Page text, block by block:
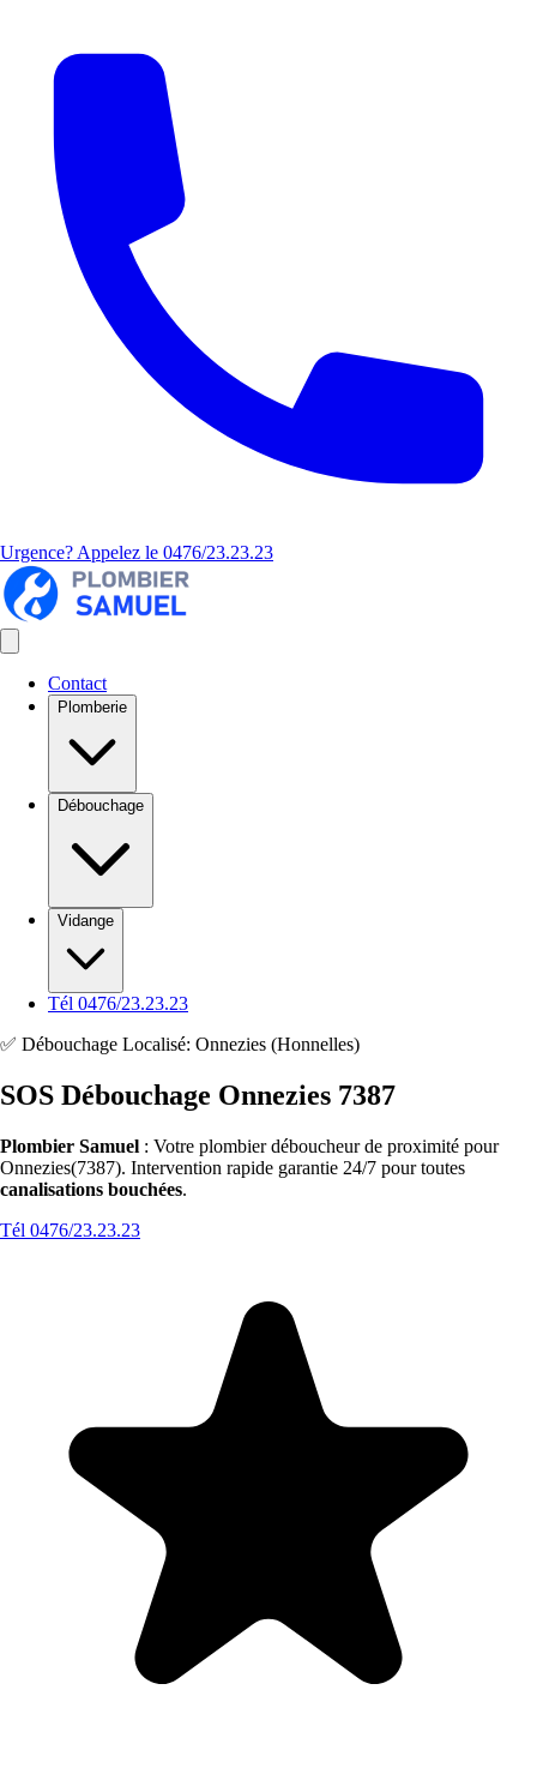
Urgence? Appelez le 0476/23.23.23
Contact
Plomberie
Débouchage
Vidange
Tél 0476/23.23.23
✅ Débouchage Localisé: Onnezies (Honnelles)
SOS Débouchage Onnezies 7387
Plombier Samuel : Votre plombier déboucheur de proximité pour
Onnezies(7387). Intervention rapide garantie 24/7 pour toutes
canalisations bouchées.
Tél 0476/23.23.23